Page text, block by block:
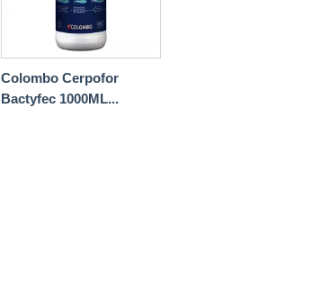
Colombo Cerpofor
Bactyfec 1000ML...